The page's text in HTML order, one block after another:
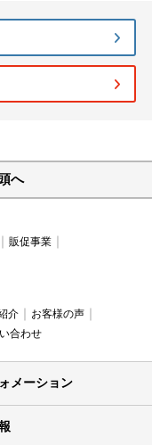
へ
販促事業
介
お客様の声
合わせ
メーション